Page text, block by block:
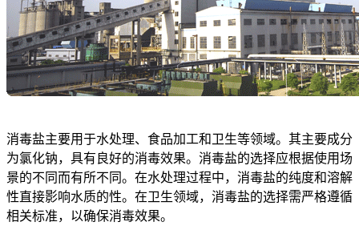
消毒盐主要用于水处理、食品加工和卫生等领域。其主要成分
为氯化钠，具有良好的消毒效果。消毒盐的选择应根据使用场
景的不同而有所不同。在水处理过程中，消毒盐的纯度和溶解
性直接影响水质的性。在卫生领域，消毒盐的选择需严格遵循
相关标准，以确保消毒效果。